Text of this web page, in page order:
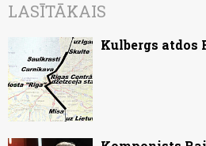
LASĪTĀKAIS
Kulbergs atdos